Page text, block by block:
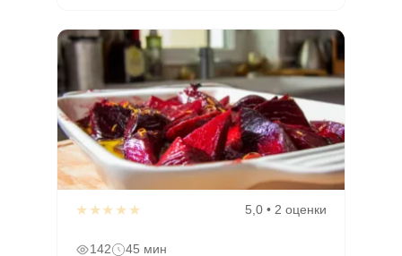
★★★★★ 5,0 • 2 оценки
142 45 мин